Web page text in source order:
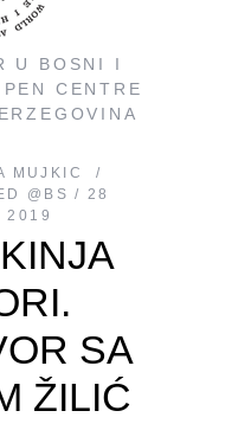
U BOSNI I
CENTRE
MUJKIC
@BS
28
2019
SA
ŽILIĆ